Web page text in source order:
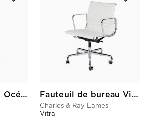
Chaise DSW Bleu Océan Fauteuil de bureau Visiteur Eames A Roulettes
Charles & Ray Eames
Vitra